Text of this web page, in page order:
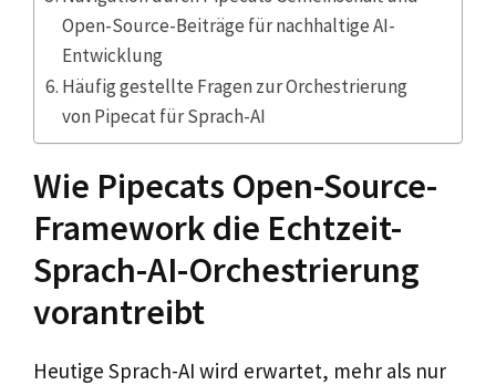
Open-Source-Beiträge für nachhaltige AI-
Entwicklung
Häufig gestellte Fragen zur Orchestrierung
von Pipecat für Sprach-AI
Wie Pipecats Open-Source-
Framework die Echtzeit-
Sprach-AI-Orchestrierung
vorantreibt
Heutige Sprach-AI wird erwartet, mehr als nur